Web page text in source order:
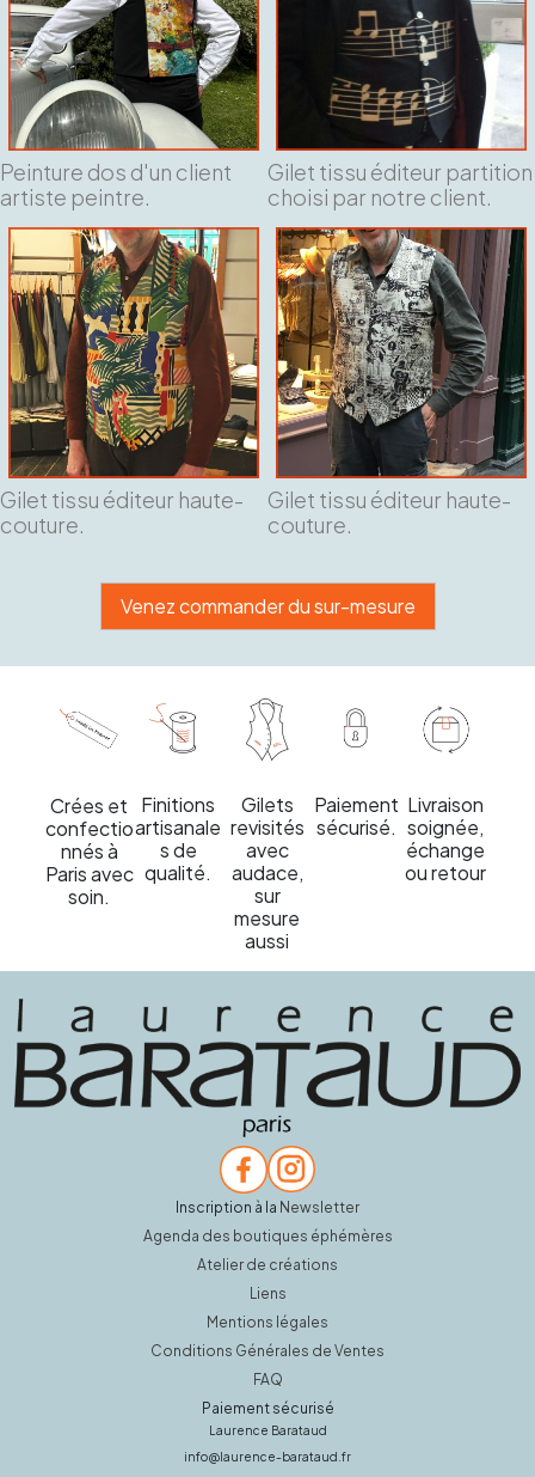
Peinture dos d'un client
artiste peintre.
Gilet tissu éditeur partition
choisi par notre client.
Gilet tissu éditeur haute-
couture.
Gilet tissu éditeur haute-
couture.
Venez commander du sur-mesure
Crées et
confectio
nnés à
Paris avec
soin.
Finitions
artisanale
s de
qualité.
Gilets
revisités
avec
audace,
sur
mesure
aussi
Paiement
sécurisé.
Livraison
soignée,
échange
ou retour
Inscription à la Newsletter
Agenda des boutiques éphémères
Atelier de créations
Liens
Mentions légales
Conditions Générales de Ventes
FAQ
Paiement sécurisé
Laurence Barataud
info@laurence-barataud.fr